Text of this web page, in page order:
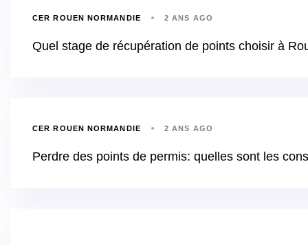
CER ROUEN NORMANDIE 2 ANS AGO
Quel stage de récupération de points choisir à
CER ROUEN NORMANDIE 2 ANS AGO
Perdre des points de permis: quelles sont les